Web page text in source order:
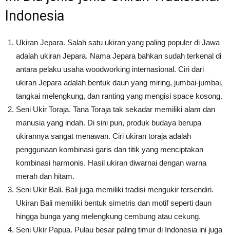
Indonesia
Ukiran Jepara. Salah satu ukiran yang paling populer di Jawa
adalah ukiran Jepara. Nama Jepara bahkan sudah terkenal di
antara pelaku usaha woodworking internasional. Ciri dari
ukiran Jepara adalah bentuk daun yang miring, jumbai-jumbai,
tangkai melengkung, dan ranting yang mengisi space kosong.
Seni Ukir Toraja. Tana Toraja tak sekadar memiliki alam dan
manusia yang indah. Di sini pun, produk budaya berupa
ukirannya sangat menawan. Ciri ukiran toraja adalah
penggunaan kombinasi garis dan titik yang menciptakan
kombinasi harmonis. Hasil ukiran diwarnai dengan warna
merah dan hitam.
Seni Ukir Bali. Bali juga memiliki tradisi mengukir tersendiri.
Ukiran Bali memiliki bentuk simetris dan motif seperti daun
hingga bunga yang melengkung cembung atau cekung.
Seni Ukir Papua. Pulau besar paling timur di Indonesia ini juga